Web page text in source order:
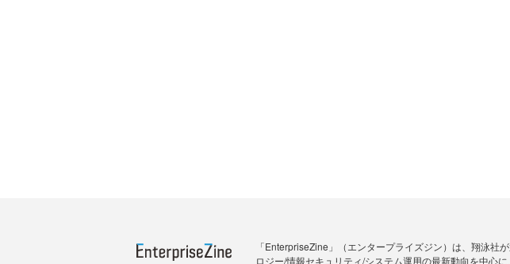
「EnterpriseZine」（エンタープライズジン）は、翔泳社
ロジー/情報セキュリティ/システム運用の最新動向を中心